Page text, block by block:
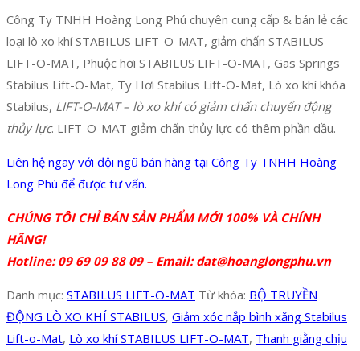
Công Ty TNHH Hoàng Long Phú chuyên cung cấp & bán lẻ các
loại lò xo khí STABILUS LIFT-O-MAT, giảm chấn STABILUS
LIFT-O-MAT, Phuộc hơi STABILUS LIFT-O-MAT, Gas Springs
Stabilus Lift-O-Mat, Ty Hơi Stabilus Lift-O-Mat, Lò xo khí khóa
Stabilus, LIFT-O-MAT – lò xo khí có giảm chấn chuyển động
thủy lực. LIFT-O-MAT giảm chấn thủy lực có thêm phần dầu.
Liên hệ ngay với đội ngũ bán hàng tại Công Ty TNHH Hoàng
Long Phú để được tư vấn.
CHÚNG TÔI CHỈ BÁN SẢN PHẨM MỚI 100% VÀ CHÍNH
HÃNG!
Hotline: 09 69 09 88 09 – Email: dat@hoanglongphu.vn
Danh mục: STABILUS LIFT-O-MAT Từ khóa: BỘ TRUYỀN
ĐỘNG LÒ XO KHÍ STABILUS, Giảm xóc nắp bình xăng Stabilus
Lift-o-Mat, Lò xo khí STABILUS LIFT-O-MAT, Thanh giằng chịu